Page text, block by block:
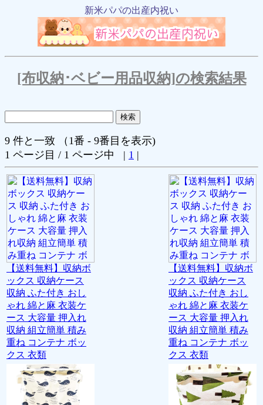
新米パパの出産内祝い
[布収納･ベビー用品収納]の検索結果
9 件と一致 （1番 - 9番目を表示)
1 ページ目 / 1 ページ中 | 1 |
【送料無料】収納ボ
ックス 収納ケース
収納 ふた付き おし
ゃれ 綿と麻 衣装ケ
ース 大容量 押入れ
収納 組立簡単 積み
重ね コンテナ ボッ
クス 衣類
【送料無料】収納ボ
ックス 収納ケース
収納 ふた付き おし
ゃれ 綿と麻 衣装ケ
ース 大容量 押入れ
収納 組立簡単 積み
重ね コンテナ ボッ
クス 衣類